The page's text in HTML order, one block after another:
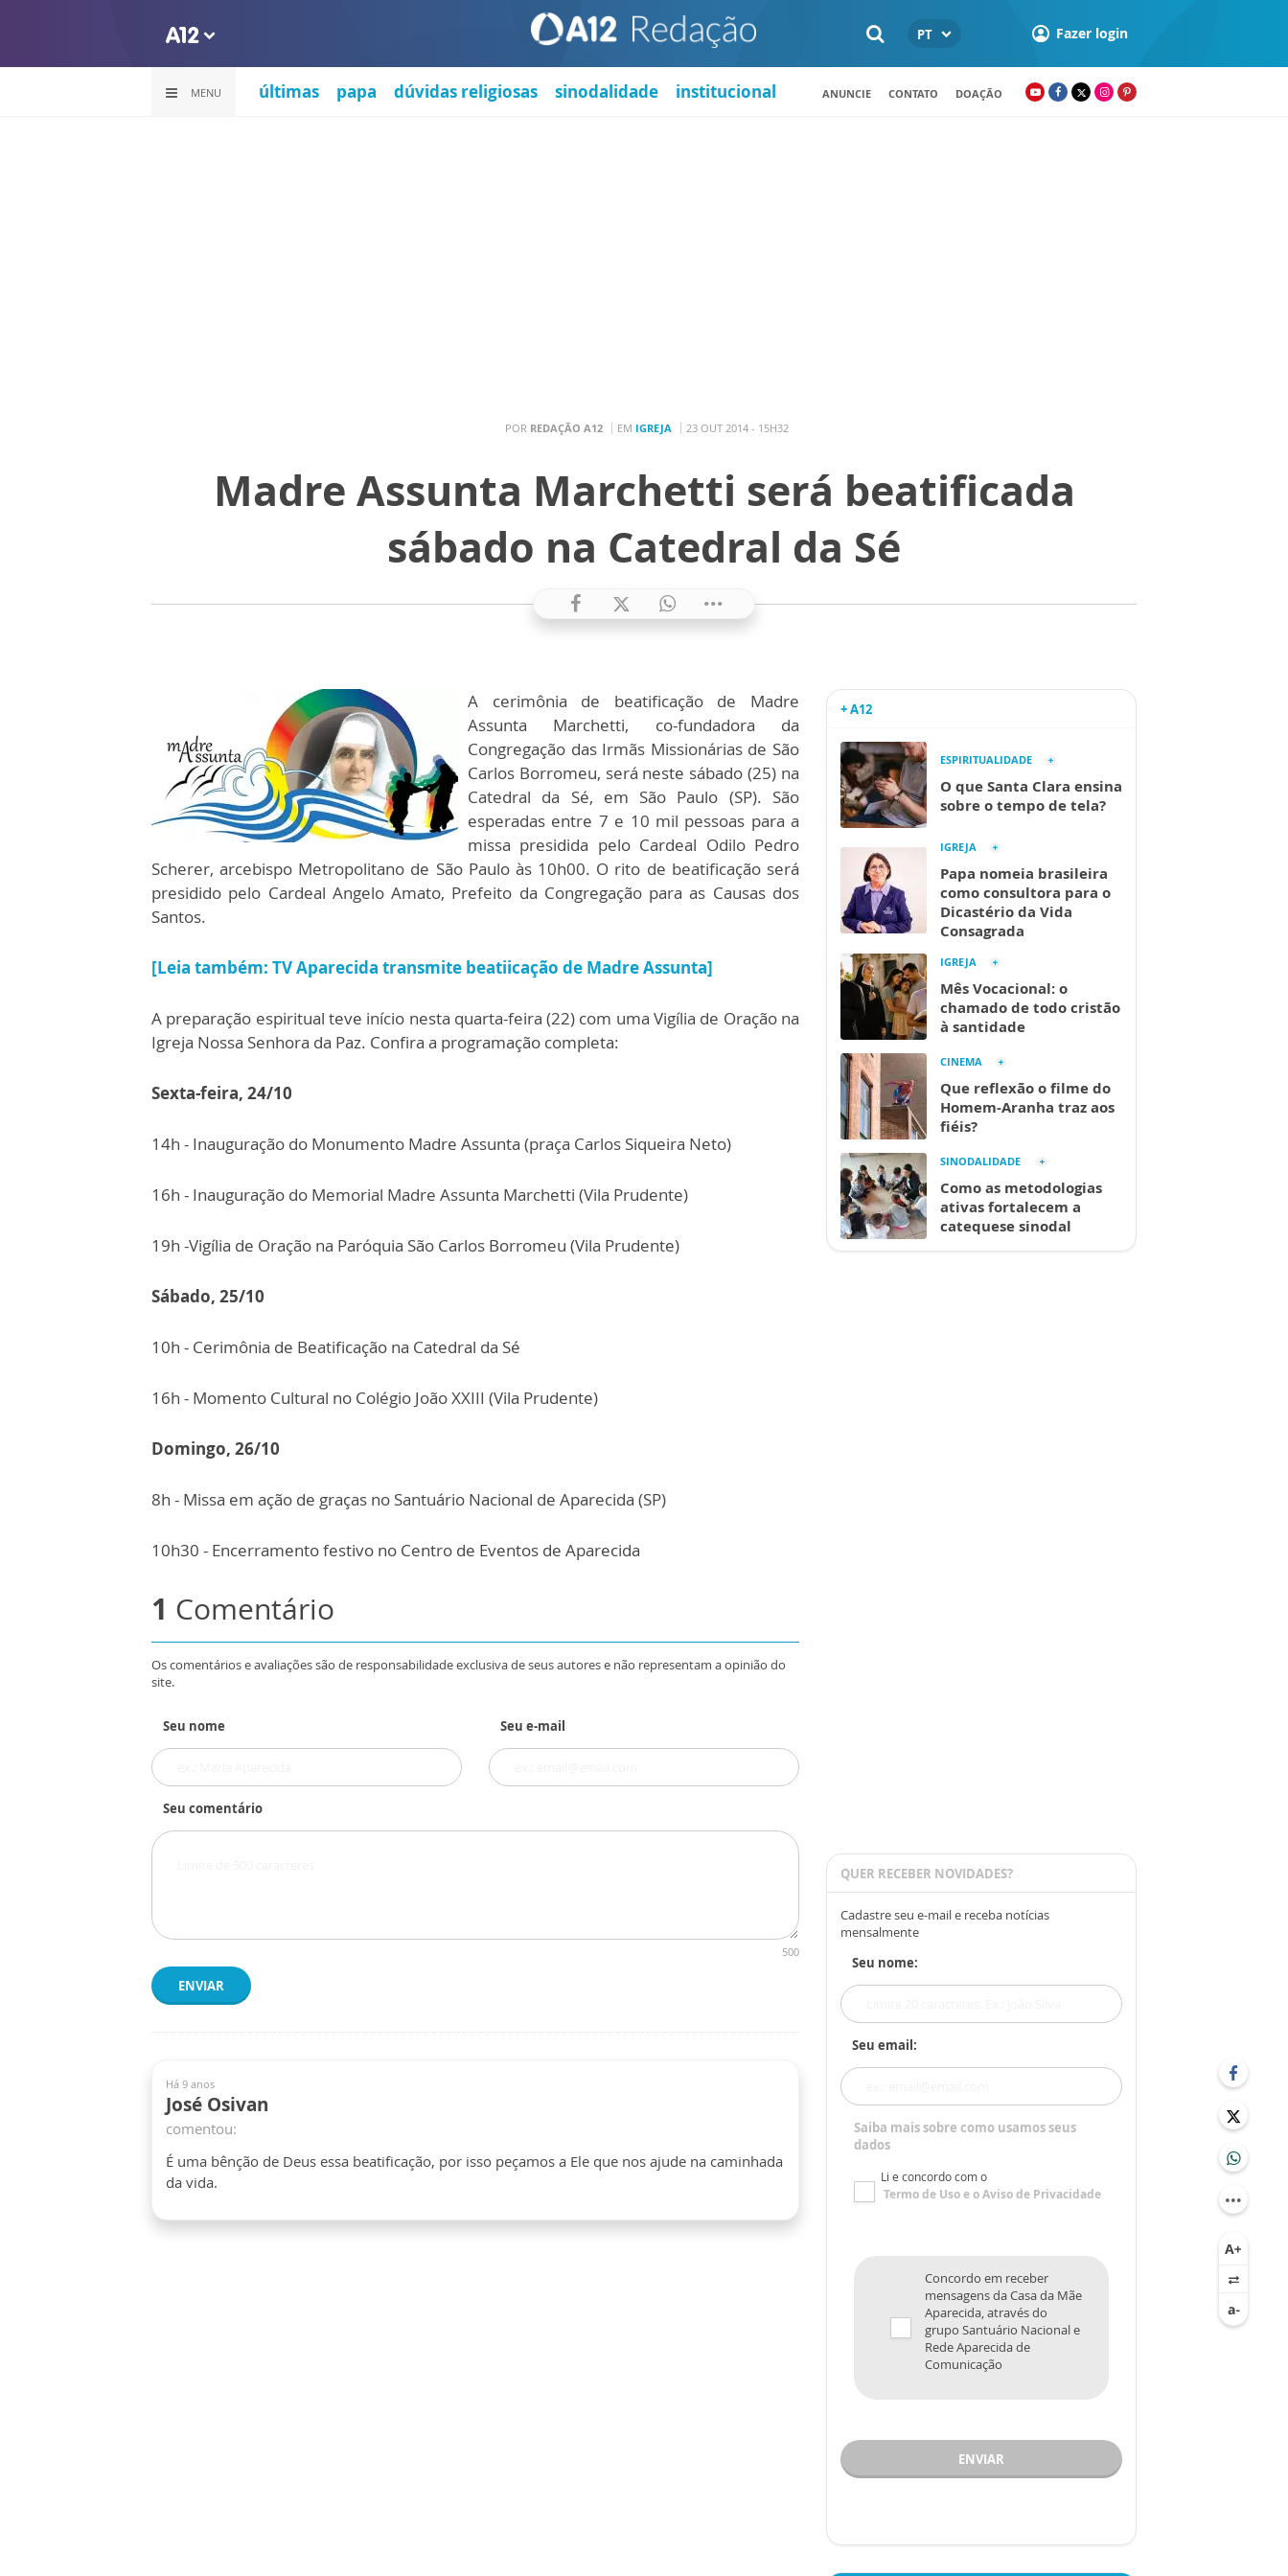
PT Fazer login
MENU últimas papa dúvidas religiosas sinodalidade institucional ANUNCIE CONTATO DOAÇÃO
POR REDAÇÃO A12 EM IGREJA 23 OUT 2014 - 15H32
Madre Assunta Marchetti será beatificada
sábado na Catedral da Sé
A cerimônia de beatificação de Madre
Assunta Marchetti, co-fundadora da
Congregação das Irmãs Missionárias de São
Carlos Borromeu, será neste sábado (25) na
Catedral da Sé, em São Paulo (SP). São
esperadas entre 7 e 10 mil pessoas para a
missa presidida pelo Cardeal Odilo Pedro
Scherer, arcebispo Metropolitano de São Paulo às 10h00. O rito de beatificação será
presidido pelo Cardeal Angelo Amato, Prefeito da Congregação para as Causas dos
Santos.
[Leia também: TV Aparecida transmite beatiicação de Madre Assunta]
A preparação espiritual teve início nesta quarta-feira (22) com uma Vigília de Oração na
Igreja Nossa Senhora da Paz. Confira a programação completa:
Sexta-feira, 24/10
14h - Inauguração do Monumento Madre Assunta (praça Carlos Siqueira Neto)
16h - Inauguração do Memorial Madre Assunta Marchetti (Vila Prudente)
19h -Vigília de Oração na Paróquia São Carlos Borromeu (Vila Prudente)
Sábado, 25/10
10h - Cerimônia de Beatificação na Catedral da Sé
16h - Momento Cultural no Colégio João XXIII (Vila Prudente)
Domingo, 26/10
8h - Missa em ação de graças no Santuário Nacional de Aparecida (SP)
10h30 - Encerramento festivo no Centro de Eventos de Aparecida
1 Comentário
Os comentários e avaliações são de responsabilidade exclusiva de seus autores e não representam a opinião do
site.
Seu nome Seu e-mail
Seu comentário
500
ENVIAR
Há 9 anos
José Osivan
comentou:
É uma bênção de Deus essa beatificação, por isso peçamos a Ele que nos ajude na caminhada
da vida.
+ A12
ESPIRITUALIDADE
O que Santa Clara ensina
sobre o tempo de tela?
IGREJA
Papa nomeia brasileira
como consultora para o
Dicastério da Vida
Consagrada
IGREJA
Mês Vocacional: o
chamado de todo cristão
à santidade
CINEMA
Que reflexão o filme do
Homem-Aranha traz aos
fiéis?
SINODALIDADE
Como as metodologias
ativas fortalecem a
catequese sinodal
QUER RECEBER NOVIDADES?
Cadastre seu e-mail e receba notícias
mensalmente
Seu nome:
Seu email:
Saiba mais sobre como usamos seus
dados
Li e concordo com o
Termo de Usoe oAviso de Privacidade
Concordo em receber
mensagens da Casa da Mãe
Aparecida, através do
grupo Santuário Nacional e
Rede Aparecida de
Comunicação
ENVIAR